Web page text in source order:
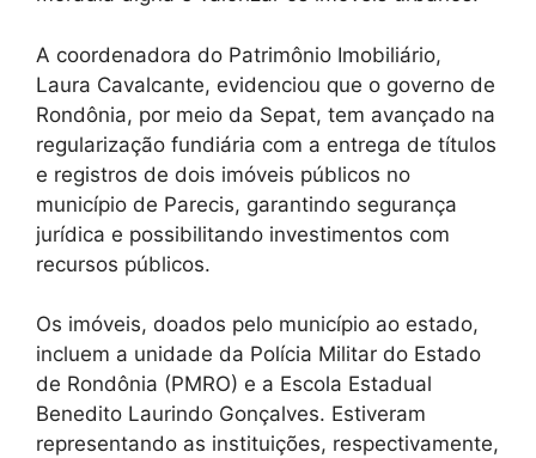
A coordenadora do Patrimônio Imobiliário,
Laura Cavalcante, evidenciou que o governo de
Rondônia, por meio da Sepat, tem avançado na
regularização fundiária com a entrega de títulos
e registros de dois imóveis públicos no
município de Parecis, garantindo segurança
jurídica e possibilitando investimentos com
recursos públicos.
Os imóveis, doados pelo município ao estado,
incluem a unidade da Polícia Militar do Estado
de Rondônia (PMRO) e a Escola Estadual
Benedito Laurindo Gonçalves. Estiveram
representando as instituições, respectivamente,